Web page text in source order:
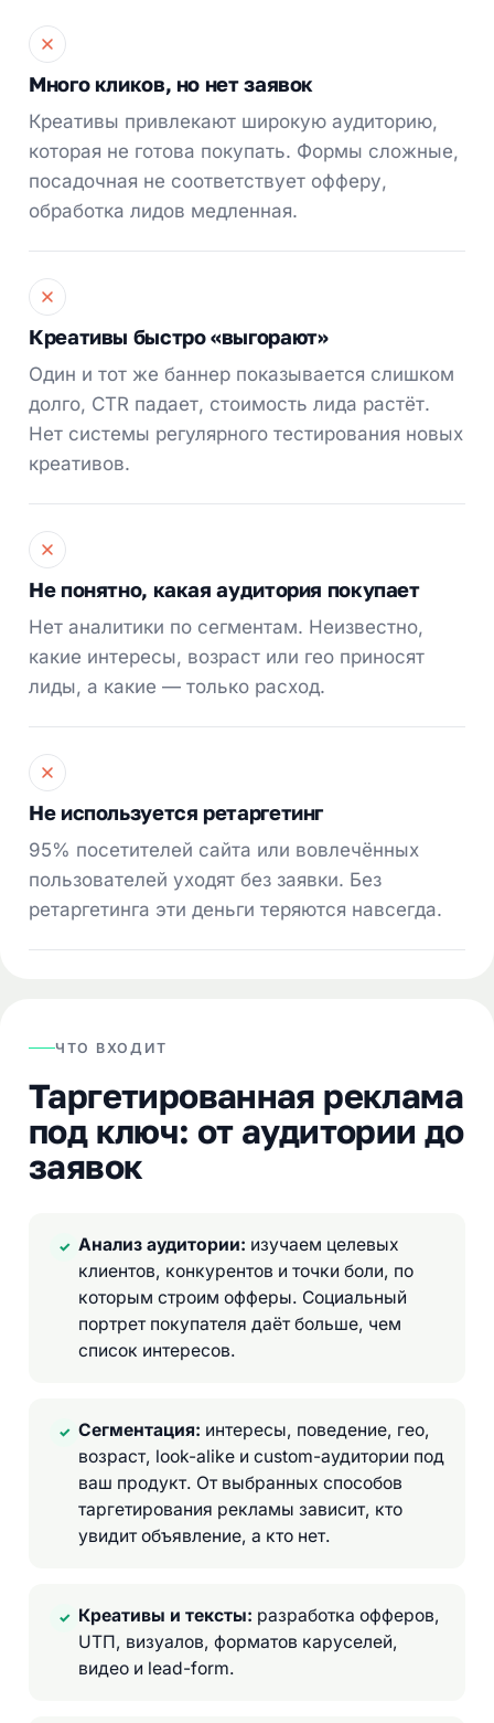
Много кликов, но нет заявок
Креативы привлекают широкую аудиторию,
которая не готова покупать. Формы сложные,
посадочная не соответствует офферу,
обработка лидов медленная.
Креативы быстро «выгорают»
Один и тот же баннер показывается слишком
долго, CTR падает, стоимость лида растёт.
Нет системы регулярного тестирования новых
креативов.
Не понятно, какая аудитория покупает
Нет аналитики по сегментам. Неизвестно,
какие интересы, возраст или гео приносят
лиды, а какие — только расход.
Не используется ретаргетинг
95% посетителей сайта или вовлечённых
пользователей уходят без заявки. Без
ретаргетинга эти деньги теряются навсегда.
ЧТО ВХОДИТ
Таргетированная реклама
под ключ: от аудитории до
заявок
✓ Анализ аудитории: изучаем целевых
клиентов, конкурентов и точки боли, по
которым строим офферы. Социальный
портрет покупателя даёт больше, чем
список интересов.
✓ Сегментация: интересы, поведение, гео,
возраст, look-alike и custom-аудитории под
ваш продукт. От выбранных способов
таргетирования рекламы зависит, кто
увидит объявление, а кто нет.
✓ Креативы и тексты: разработка офферов,
UТП, визуалов, форматов каруселей,
видео и lead-form.